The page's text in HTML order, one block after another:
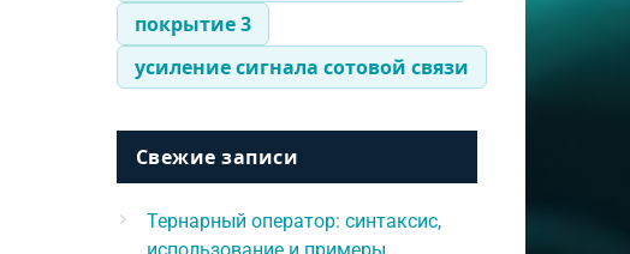
покрытие 3
усиление сигнала сотовой связи
Свежие записи
Тернарный оператор: синтаксис,